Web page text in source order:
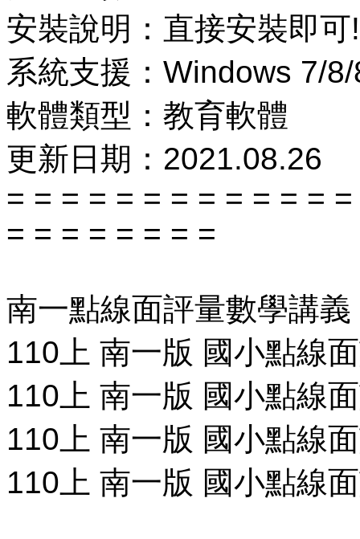
安裝說明：直接安裝即可!
系統支援：Windows 7/
軟體類型：教育軟體
更新日期：2021.08.26
= = = = = = = = = = = =
= = = = = = = =
南一點線面評量數學講義
110上 南一版 國小點線
110上 南一版 國小點線
110上 南一版 國小點線
110上 南一版 國小點線